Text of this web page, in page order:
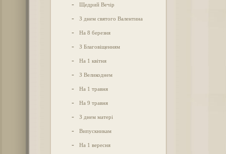
- Щедрий Вечір
- З днем святого Валентина
- На 8 березня
- З Благовіщенням
- На 1 квітня
- З Великоднем
- На 1 травня
- На 9 травня
- З днем матері
- Випускникам
- На 1 вересня